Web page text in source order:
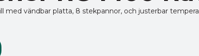
med vändbar platta, 8 stekpannor, och justerbar